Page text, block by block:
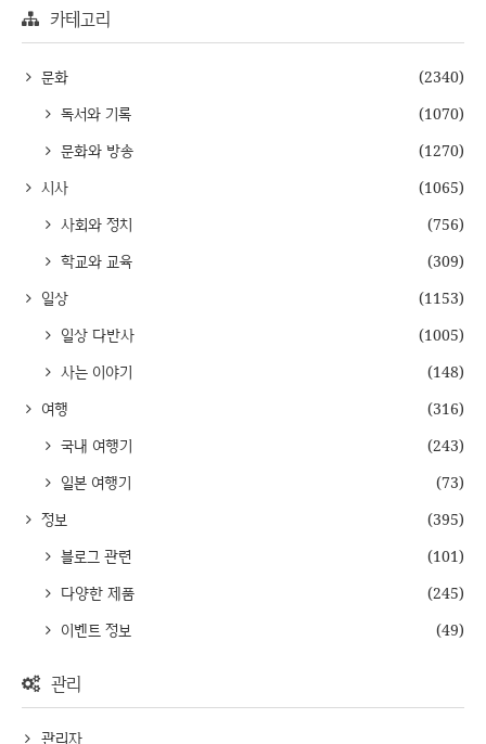
카테고리
문화
(2340)
독서와 기록
(1070)
문화와 방송
(1270)
시사
(1065)
사회와 정치
(756)
학교와 교육
(309)
일상
(1153)
일상 다반사
(1005)
사는 이야기
(148)
여행
(316)
국내 여행기
(243)
일본 여행기
(73)
정보
(395)
블로그 관련
(101)
다양한 제품
(245)
이벤트 정보
(49)
관리
관리자